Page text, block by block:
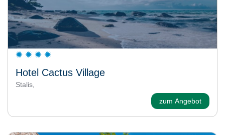
Hotel Cactus Village
Stalis,
zum Angebot